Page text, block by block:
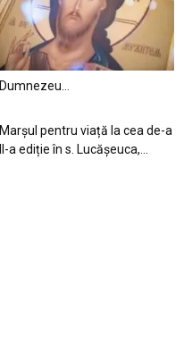
Dumnezeu…
Marșul pentru viață la cea de-a
II-a ediție în s. Lucășeuca,...